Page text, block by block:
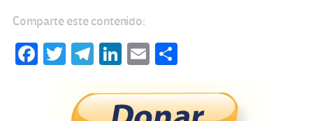
Comparte este contenido:
Fa T
tt
Te
gr
Li
ke
E
ail m